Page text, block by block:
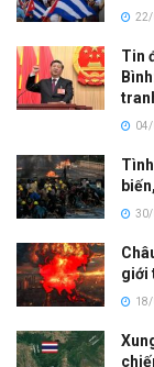
22/
Tin
30/
giới